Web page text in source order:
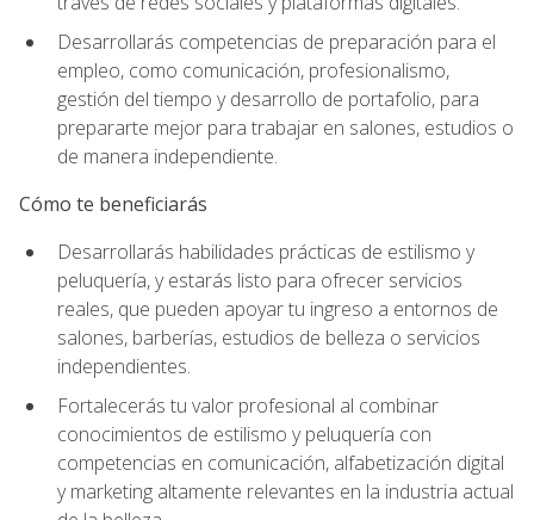
Desarrollarás competencias de preparación para el
empleo, como comunicación, profesionalismo,
gestión del tiempo y desarrollo de portafolio, para
prepararte mejor para trabajar en salones, estudios o
de manera independiente.
Cómo te beneficiarás
Desarrollarás habilidades prácticas de estilismo y
peluquería, y estarás listo para ofrecer servicios
reales, que pueden apoyar tu ingreso a entornos de
salones, barberías, estudios de belleza o servicios
independientes.
Fortalecerás tu valor profesional al combinar
conocimientos de estilismo y peluquería con
competencias en comunicación, alfabetización digital
y marketing altamente relevantes en la industria actual